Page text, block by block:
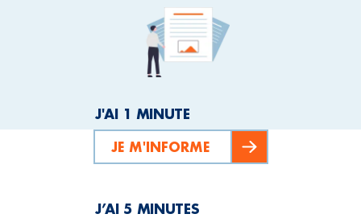
J'AI 1 MINUTE
JE M'INFORME
J’AI 5 MINUTES